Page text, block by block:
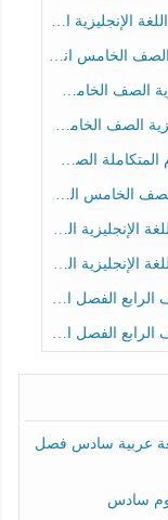
انسبير الفصل الثالث
الفصل الثالث
عام الفصل الثالث
الرابع الفصل الثالث
الفصل الثالث
الفصل الثالث
عربية سادس فصل
سادس